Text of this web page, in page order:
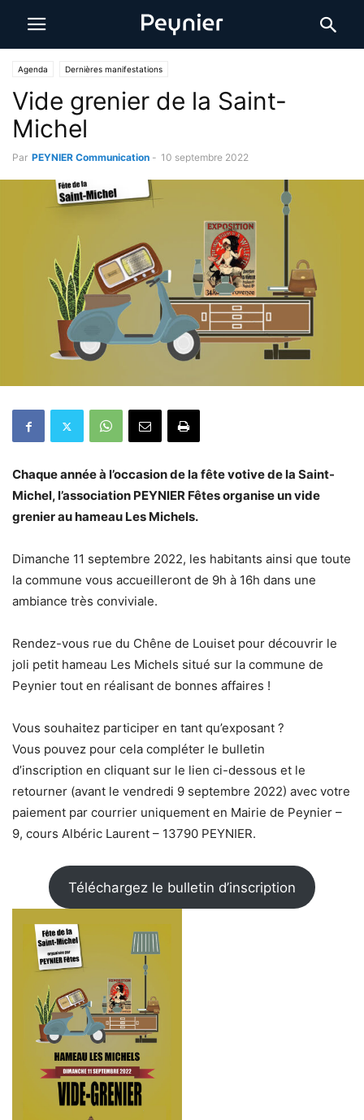
Agenda Dernières manifestations
Vide grenier de la Saint-
Michel
Par PEYNIER Communication - 10 septembre 2022
Chaque année à l’occasion de la fête votive de la Saint-
Michel, l’association PEYNIER Fêtes organise un vide
grenier au hameau Les Michels.
Dimanche 11 septembre 2022, les habitants ainsi que toute
la commune vous accueilleront de 9h à 16h dans une
ambiance très conviviale.
Rendez-vous rue du Chêne de Louiset pour découvrir le
joli petit hameau Les Michels situé sur la commune de
Peynier tout en réalisant de bonnes affaires !
Vous souhaitez participer en tant qu’exposant ?
Vous pouvez pour cela compléter le bulletin
d’inscription en cliquant sur le lien ci-dessous et le
retourner (avant le vendredi 9 septembre 2022) avec votre
paiement par courrier uniquement en Mairie de Peynier –
9, cours Albéric Laurent – 13790 PEYNIER.
Téléchargez le bulletin d’inscription